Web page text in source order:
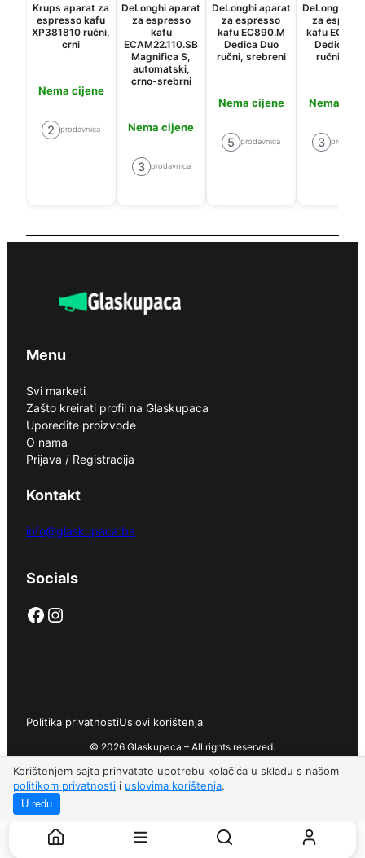
Korištenjem sajta prihvatate upotrebu kolačića u skladu s našom
politikom privatnosti i uslovima korištenja.
U redu
Krups aparat za
espresso kafu
XP381810 ručni,
crni
Nema cijene
2 prodavnica
DeLonghi aparat
za espresso
kafu
ECAM22.110.SB
Magnifica S,
automatski,
crno-srebrni
Nema cijene
3 prodavnica
DeLonghi aparat
za espresso
kafu EC890.M
Dedica Duo
ručni, srebreni
Nema cijene
5 prodavnica
DeLonghi
za
kafu
Dedica
ručni,
Nema
3
Menu
Svi marketi
Zašto kreirati profil na Glaskupaca
Uporedite proizvode
O nama
Prijava / Registracija
Kontakt
info@glaskupaca.ba
Socials
Facebook Instagram
Politika privatnostiUslovi korištenja
© 2026 Glaskupaca – All rights reserved.